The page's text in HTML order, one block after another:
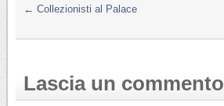
← Collezionisti al Palace
Lascia un commento